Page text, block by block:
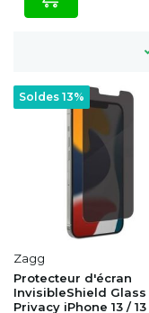
Soldes 13%
Zagg
Protecteur d'écran
InvisibleShield Glass
Privacy iPhone 13 /